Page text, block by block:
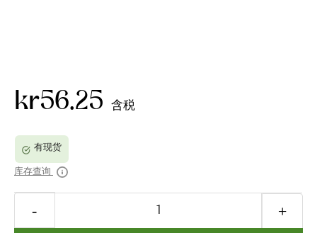
kr56.25 含税
库存查询